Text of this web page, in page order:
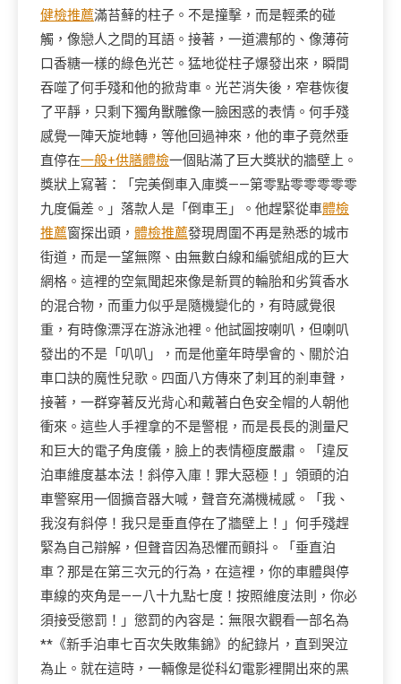
健檢推薦滿苔蘚的柱子。不是撞擊，而是輕柔的碰
觸，像戀人之間的耳語。接著，一道濃郁的、像薄荷
口香糖一樣的綠色光芒。猛地從柱子爆發出來，瞬間
吞噬了何手殘和他的掀背車。光芒消失後，窄巷恢復
了平靜，只剩下獨角獸雕像一臉困惑的表情。何手殘
感覺一陣天旋地轉，等他回過神來，他的車子竟然垂
直停在一般+供膳體檢一個貼滿了巨大獎狀的牆壁上。
獎狀上寫著：「完美倒車入庫獎——第零點零零零零零
九度偏差。」落款人是「倒車王」。他趕緊從車體檢
推薦窗探出頭， 體檢推薦發現周圍不再是熟悉的城市
街道，而是一望無際、由無數白線和編號組成的巨大
網格。這裡的空氣聞起來像是新買的輪胎和劣質香水
的混合物，而重力似乎是隨機變化的，有時感覺很
重，有時像漂浮在游泳池裡。他試圖按喇叭，但喇叭
發出的不是「叭叭」，而是他童年時學會的、關於泊
車口訣的魔性兒歌。四面八方傳來了刺耳的剎車聲，
接著，一群穿著反光背心和戴著白色安全帽的人朝他
衝來。這些人手裡拿的不是警棍，而是長長的測量尺
和巨大的電子角度儀，臉上的表情極度嚴肅。「違反
泊車維度基本法！斜停入庫！罪大惡極！」領頭的泊
車警察用一個擴音器大喊，聲音充滿機械感。「我、
我沒有斜停！我只是垂直停在了牆壁上！」何手殘趕
緊為自己辯解，但聲音因為恐懼而顫抖。「垂直泊
車？那是在第三次元的行為，在這裡，你的車體與停
車線的夾角是——八十九點七度！按照維度法則，你必
須接受懲罰！」懲罰的內容是：無限次觀看一部名為
**《新手泊車七百次失敗集錦》的紀錄片，直到哭泣
為止。就在這時，一輛像是從科幻電影裡開出來的黑